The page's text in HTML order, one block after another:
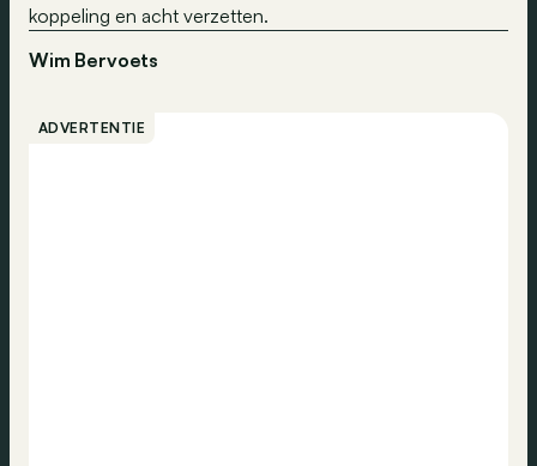
koppeling en acht verzetten.
Wim Bervoets
ADVERTENTIE